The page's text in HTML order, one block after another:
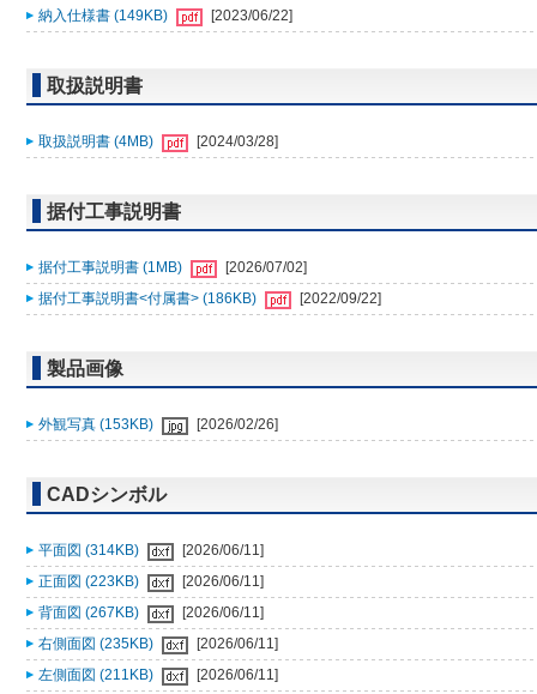
納入仕様書 (149KB) [2023/06/22]
取扱説明書
取扱説明書 (4MB) [2024/03/28]
据付工事説明書
据付工事説明書 (1MB)
[2026/07/02]
据付工事説明書<付属書> (186KB)
[2022/09/22]
製品画像
外観写真 (153KB) [2026/02/26]
CADシンボル
平面図 (314KB)
[2026/06/11]
正面図 (223KB)
[2026/06/11]
背面図 (267KB)
[2026/06/11]
右側面図 (235KB)
[2026/06/11]
左側面図 (211KB)
[2026/06/11]